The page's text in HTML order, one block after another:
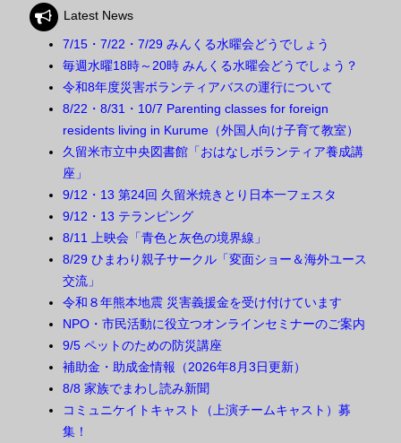
Latest News
7/15・7/22・7/29 みんくる水曜会どうでしょう
毎週水曜18時～20時 みんくる水曜会どうでしょう？
令和8年度災害ボランティアバスの運行について
8/22・8/31・10/7 Parenting classes for foreign
residents living in Kurume（外国人向け子育て教室）
久留米市立中央図書館「おはなしボランティア養成講
座」
9/12・13 第24回 久留米焼きとり日本一フェスタ
9/12・13 テランピング
8/11 上映会「青色と灰色の境界線」
8/29 ひまわり親子サークル「変面ショー＆海外ユース
交流」
令和８年熊本地震 災害義援金を受け付けています
NPO・市民活動に役立つオンラインセミナーのご案内
9/5 ペットのための防災講座
補助金・助成金情報（2026年8月3日更新）
8/8 家族でまわし読み新聞
コミュニケイトキャスト（上演チームキャスト）募
集！